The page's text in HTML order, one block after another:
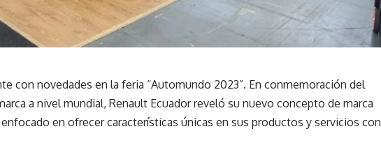
con novedades en la feria “Automundo 2023”. En conmemoración del
a nivel mundial, Renault Ecuador reveló su nuevo concepto de marca
en ofrecer características únicas en sus productos y servicios con